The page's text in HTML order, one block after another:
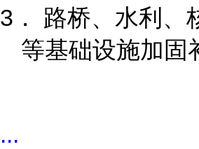
3． 路桥、水利、
等基础设施加固
...